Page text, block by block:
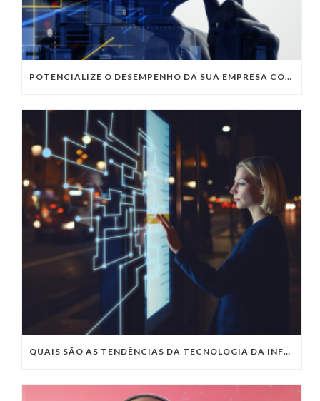
POTENCIALIZE O DESEMPENHO DA SUA EMPRESA COM OS SERVIÇOS DE TI DA VIVO VITA
QUAIS SÃO AS TENDÊNCIAS DA TECNOLOGIA DA INFORMAÇÃO PARA 2023?